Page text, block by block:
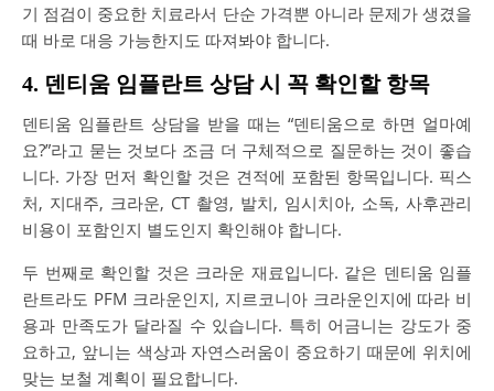
기 점검이 중요한 치료라서 단순 가격뿐 아니라 문제가 생겼을
때 바로 대응 가능한지도 따져봐야 합니다.
4. 덴티움 임플란트 상담 시 꼭 확인할 항목
덴티움 임플란트 상담을 받을 때는 “덴티움으로 하면 얼마예
요?”라고 묻는 것보다 조금 더 구체적으로 질문하는 것이 좋습
니다. 가장 먼저 확인할 것은 견적에 포함된 항목입니다. 픽스
처, 지대주, 크라운, CT 촬영, 발치, 임시치아, 소독, 사후관리
비용이 포함인지 별도인지 확인해야 합니다.
두 번째로 확인할 것은 크라운 재료입니다. 같은 덴티움 임플
란트라도 PFM 크라운인지, 지르코니아 크라운인지에 따라 비
용과 만족도가 달라질 수 있습니다. 특히 어금니는 강도가 중
요하고, 앞니는 색상과 자연스러움이 중요하기 때문에 위치에
맞는 보철 계획이 필요합니다.